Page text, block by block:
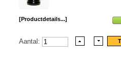
[Productdetails...]
Aantal: